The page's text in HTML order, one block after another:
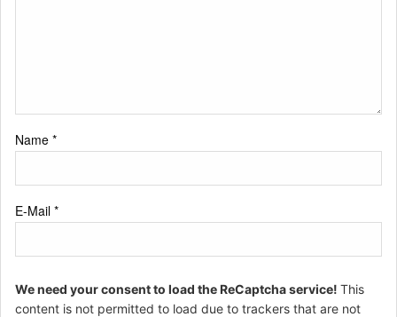
Name *
E-Mail *
We need your consent to load the ReCaptcha service! This
content is not permitted to load due to trackers that are not